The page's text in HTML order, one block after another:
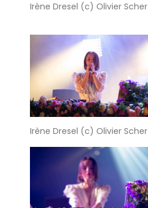
Irène Dresel (c) Olivier Scher
Irène Dresel (c) Olivier Scher